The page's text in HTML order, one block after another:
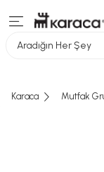
Aradığın Her Şey
Karaca Mutfak